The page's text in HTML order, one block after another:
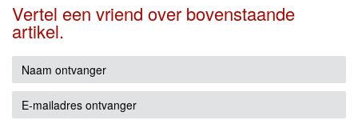
Vertel een vriend over bovenstaande
artikel.